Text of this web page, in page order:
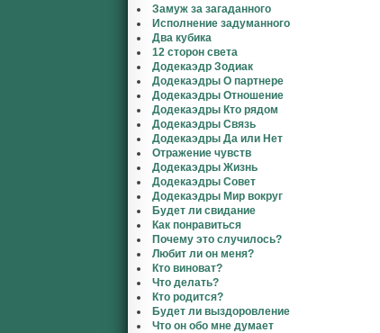
Замуж за загаданного
Исполнение задуманного
Два кубика
12 сторон света
Додекаэдр Зодиак
Додекаэдры О партнере
Додекаэдры Отношение
Додекаэдры Кто рядом
Додекаэдры Связь
Додекаэдры Да или Нет
Отражение чувств
Додекаэдры Жизнь
Додекаэдры Совет
Додекаэдры Мир вокруг
Будет ли свидание
Как понравиться
Почему это случилось?
Любит ли он меня?
Кто виноват?
Что делать?
Кто родится?
Будет ли выздоровление
Что он обо мне думает